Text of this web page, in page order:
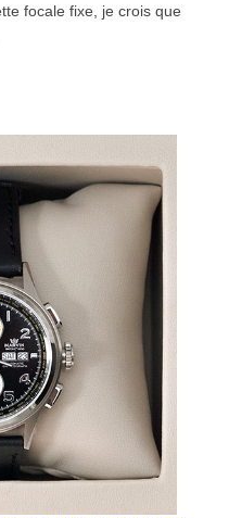
focale fixe, je crois que